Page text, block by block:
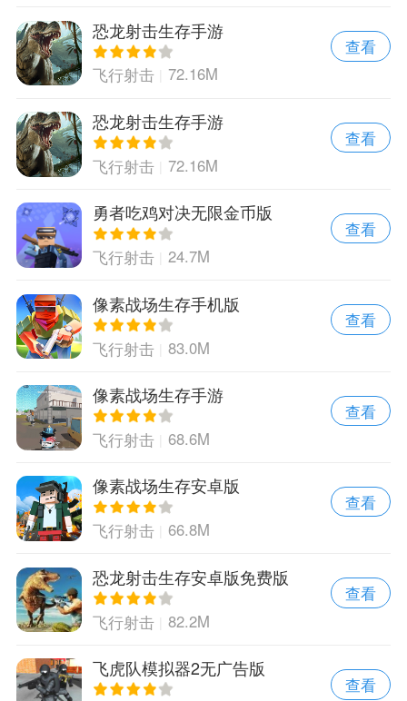
恐龙射击生存手游
飞行射击 72.16M
查看
恐龙射击生存手游
飞行射击 72.16M
查看
勇者吃鸡对决无限金币版
飞行射击 24.7M
查看
像素战场生存手机版
飞行射击 83.0M
查看
像素战场生存手游
飞行射击 68.6M
查看
像素战场生存安卓版
飞行射击 66.8M
查看
恐龙射击生存安卓版免费版
飞行射击 82.2M
查看
飞虎队模拟器2无广告版
查看